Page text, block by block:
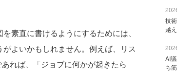
素直に書けるようにするためには、
よいかもしれません。例えば、リス
れば、「ジョブに何かが起きたら
技
越
AI
ち